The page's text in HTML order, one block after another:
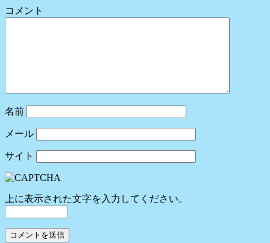
コメント
名前
メール
サイト
上に表示された文字を入力してください。